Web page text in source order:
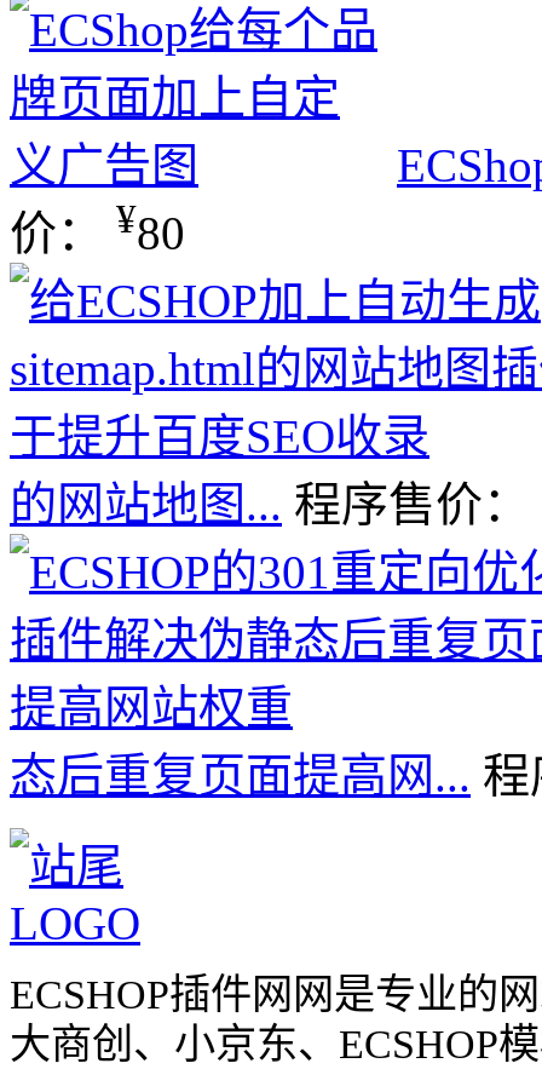
价：
¥80
的网站地图... 程序售价：
态后重复页面提高网... 程
ECSHOP插件网网是专业的
大商创、小京东、ECSHOP